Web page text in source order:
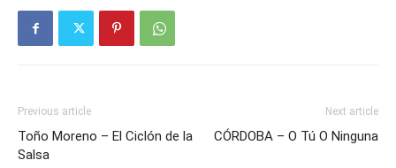
Previous article
Toño Moreno – El Ciclón de la
Salsa
Next article
CÓRDOBA – O Tú O Ninguna